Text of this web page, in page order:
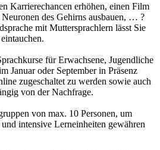
Karrierechancen erhöhen, einen Film
des Gehirns ausbauen, … ?
mit Muttersprachlern lässt Sie
für Erwachsene, Jugendliche
Januar oder September in Präsenz
zugeschaltet zu werden sowie auch
von der Nachfrage.
von max. 10 Personen, um
intensive Lerneinheiten gewähren